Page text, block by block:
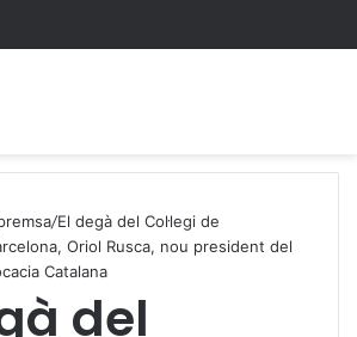
/El degà del Col·legi de
Oriol Rusca, nou president del
Catalana
del